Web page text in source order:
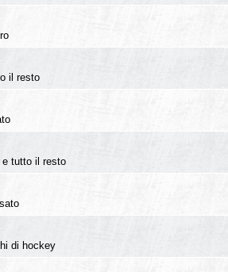
il resto
e tutto il resto
di hockey